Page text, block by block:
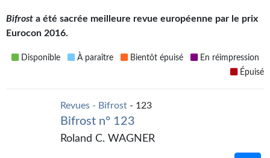
Wotan
Étoiles vives
Bifrost a été sacrée meilleure revue européenne par le prix
Eurocon 2016.
Disponible À paraître Bientôt épuisé
En réimpression
Épuisé
Revues - Bifrost - 123
Bifrost n° 123
Roland C. WAGNER